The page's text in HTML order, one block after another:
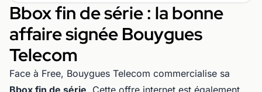
Bbox fin de série : la bonne
affaire signée Bouygues
Telecom
Face à Free, Bouygues Telecom commercialise sa
Bbox fin de série . Cette offre internet est également